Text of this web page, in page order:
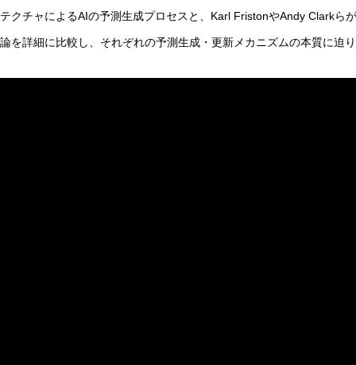
テクチャによるAIの予測生成プロセスと、Karl FristonやAndy Clarkら
論を詳細に比較し、それぞれの予測生成・更新メカニズムの本質に迫